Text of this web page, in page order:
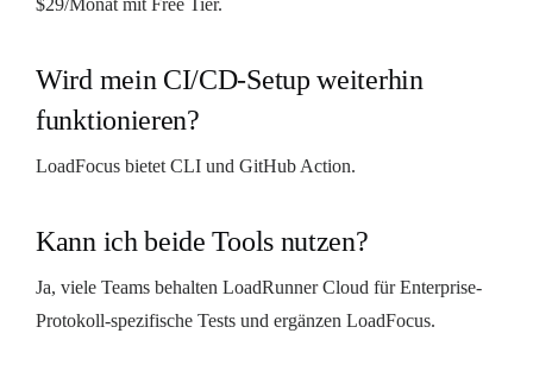
$29/Monat mit Free Tier.
Wird mein CI/CD-Setup weiterhin
funktionieren?
LoadFocus bietet CLI und GitHub Action.
Kann ich beide Tools nutzen?
Ja, viele Teams behalten LoadRunner Cloud für Enterprise-
Protokoll-spezifische Tests und ergänzen LoadFocus.